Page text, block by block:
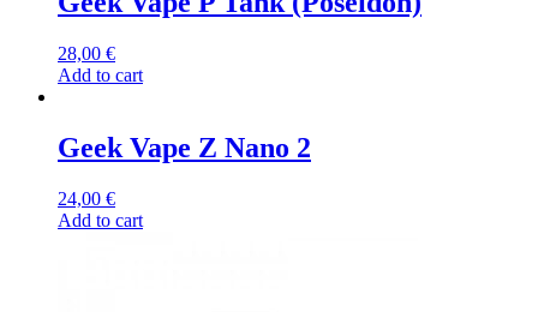
28,00 €
Add to cart
Geek Vape Z Nano 2
24,00 €
Add to cart